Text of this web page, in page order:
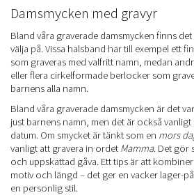
Damsmycken med gravyr
Bland våra graverade damsmycken finns
välja på. Vissa halsband har till exempel ett
som graveras med valfritt namn, medan
eller flera cirkelformade berlocker som
barnens alla namn.
Bland våra graverade damsmycken är det
just barnens namn, men det är också
datum. Om smycket är tänkt som en mors
vanligt att gravera in ordet Mamma. Det gör
och uppskattad gåva. Ett tips är att
motiv och längd – det ger en vacker lager-
en personlig stil.